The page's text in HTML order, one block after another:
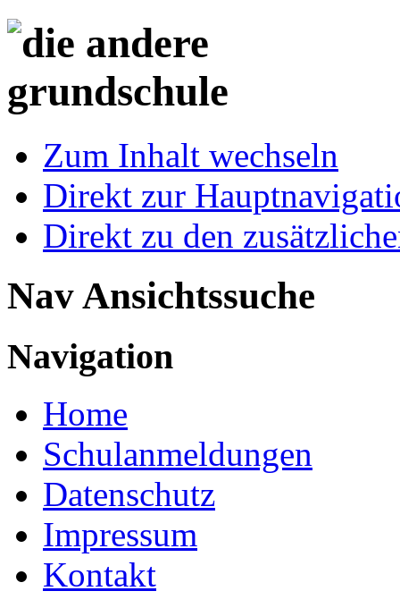
Zum Inhalt wechseln
Direkt zur
Direkt zu den
Nav Ansichtssuche
Navigation
Home
Schulanmeldungen
Datenschutz
Impressum
Kontakt